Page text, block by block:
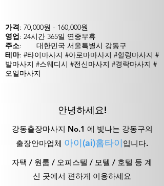
가격: 70,000원 - 160,000원
영업: 24시간 365일 연중무휴
주소:
대한민국 서울특별시 강동구
테마: #타이마사지 #아로마마사지 #힐링마사지 #
발마사지 #스웨디시 #전신마사지 #경락마사지 #
오일마사지
안녕하세요!
강동출장마사지 No.1 에 빛나는 강동구의
출장안마업체 아이(ai)홈타이입니다.
자택 / 원룸 / 오피스텔 / 모텔 / 호텔 등 계
신 곳에서 편하게 이용하세요